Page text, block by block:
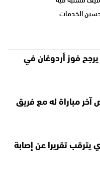
الخدمات
يرجح فوز أردوغان في
مباراة له مع فريق
يترقب تقريرا عن إصابة